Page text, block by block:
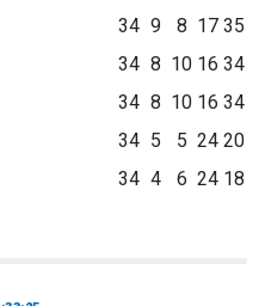
34 9 8 17 35
34 8 10 16 34
34 8 10 16 34
34 5 5 24 20
34 4 6 24 18